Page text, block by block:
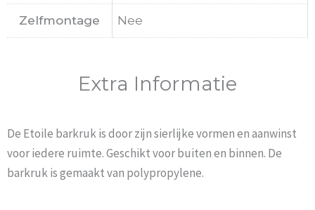
Zelfmontage Nee
Extra Informatie
De Etoile barkruk is door zijn sierlijke vormen en aanwinst
voor iedere ruimte. Geschikt voor buiten en binnen. De
barkruk is gemaakt van polypropylene.